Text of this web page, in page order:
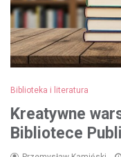
Biblioteka i literatura
Kreatywne
Bibliotece